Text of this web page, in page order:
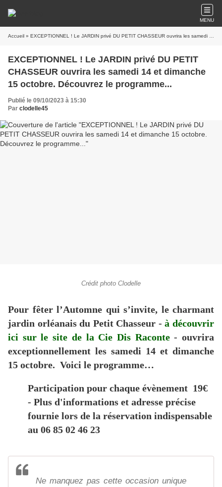
MENU
Accueil » EXCEPTIONNEL ! Le JARDIN privé DU PETIT CHASSEUR ouvrira les samedi 14 et dimanche 15 octobre. Découvrez le programme...
EXCEPTIONNEL ! Le JARDIN privé DU PETIT
CHASSEUR ouvrira les samedi 14 et dimanche
15 octobre. Découvrez le programme...
Publié le 09/10/2023 à 15:30
Par clodelle45
Crédit photo Clodelle
Pour fêter l’Automne qui s’invite, le charmant
jardin orléanais du Petit Chasseur -à découvrir
ici sur le site de la Cie Dis Raconte - ouvrira
exceptionnellement les samedi 14 et dimanche
15 octobre. Voici le programme…
Participation pour chaque évènement 19€
- Plus d'informations et adresse précise
fournie lors de la réservation indispensable
au 06 85 02 46 23
Ne manquez pas cette occasion unique